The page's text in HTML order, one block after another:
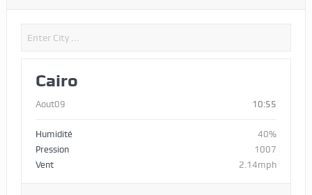
Cairo
Aout09 10:55
Humidité
40%
Pression
1007
Vent
2.14mph